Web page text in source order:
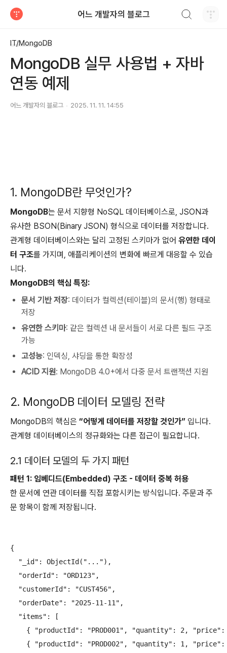
어느 개발자의 블로그
IT/MongoDB
MongoDB 실무 사용법 + 자바
연동 예제
어느 개발자의 블로그 2025. 11. 11. 14:55
1. MongoDB란 무엇인가?
MongoDB는 문서 지향형 NoSQL 데이터베이스로, JSON과
유사한 BSON(Binary JSON) 형식으로 데이터를 저장합니다.
관계형 데이터베이스와는 달리 고정된 스키마가 없어 유연한 데이
터 구조를 가지며, 애플리케이션의 변화에 빠르게 대응할 수 있습
니다.
MongoDB의 핵심 특징:
문서 기반 저장: 데이터가 컬렉션(테이블)의 문서(행) 형태로
저장
유연한 스키마: 같은 컬렉션 내 문서들이 서로 다른 필드 구조
가능
고성능: 인덱싱, 샤딩을 통한 확장성
ACID 지원: MongoDB 4.0+에서 다중 문서 트랜잭션 지원
2. MongoDB 데이터 모델링 전략
MongoDB의 핵심은 “어떻게 데이터를 저장할 것인가” 입니다.
관계형 데이터베이스의 정규화와는 다른 접근이 필요합니다.
2.1 데이터 모델의 두 가지 패턴
패턴 1: 임베디드(Embedded) 구조 - 데이터 중복 허용
한 문서에 연관 데이터를 직접 포함시키는 방식입니다. 주문과 주
문 항목이 함께 저장됩니다.
{
  "_id": ObjectId("..."),
  "orderId": "ORD123",
  "customerId": "CUST456",
  "orderDate": "2025-11-11",
  "items": [
{ "productId": "PROD001", "quantity": 2, "price":
{ "productId": "PROD002", "quantity": 1, "price":